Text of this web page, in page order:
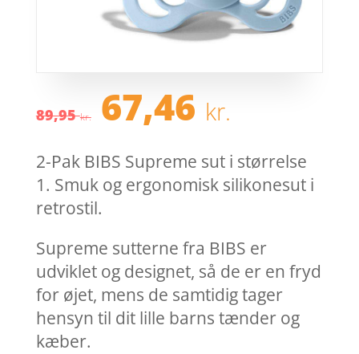
89,95kr. Den
oprindelige
pris
var:
89,95 kr..
67,46 kr.
pris
er:
67,46
2-Pak BIBS Supreme sut i størrelse
1. Smuk og ergonomisk silikonesut i
retrostil.
Supreme sutterne fra BIBS er
udviklet og designet, så de er en fryd
for øjet, mens de samtidig tager
hensyn til dit lille barns tænder og
kæber.